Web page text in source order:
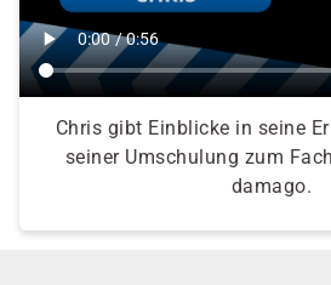
Chris gibt Einblicke in seine
seiner Umschulung zum
damago.